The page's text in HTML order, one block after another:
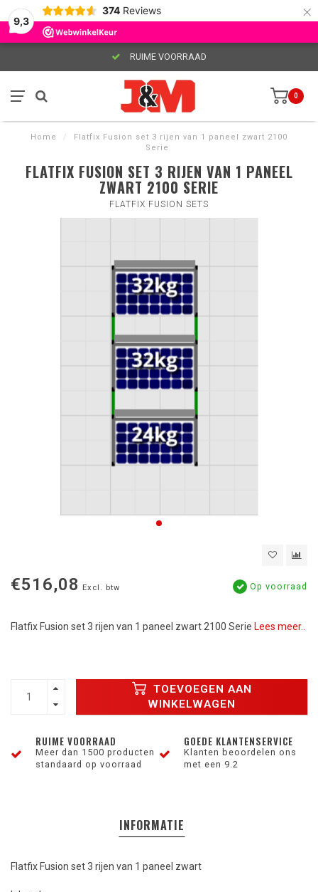
9,3
374 Reviews ×
RUIME VOORRAAD
0
Home /
Flatfix Fusion set 3 rijen van 1 paneel zwart 2100
Serie
FLATFIX FUSION SET 3 RIJEN VAN 1 PANEEL
ZWART 2100 SERIE
FLATFIX FUSION SETS
€516,08 Excl. btw Op voorraad
Flatfix Fusion set 3 rijen van 1 paneel zwart 2100 Serie Lees meer..
TOEVOEGEN AAN
WINKELWAGEN
RUIME VOORRAAD
Meer dan 1500 producten
standaard op voorraad
GOEDE KLANTENSERVICE
Klanten beoordelen ons
met een 9.2
INFORMATIE
Flatfix Fusion set 3 rijen van 1 paneel zwart